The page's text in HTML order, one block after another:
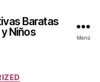
Baratas
Niños
Menú